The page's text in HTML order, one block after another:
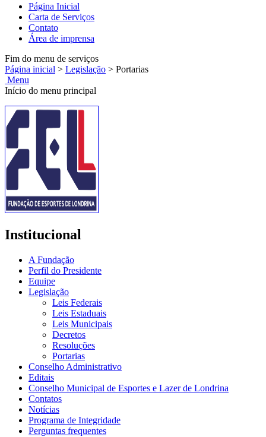
Página Inicial
Carta de Serviços
Contato
Área de imprensa
Fim do menu de serviços
Página inicial > Legislação > Portarias
Menu
Início do menu principal
Institucional
A Fundação
Perfil do Presidente
Equipe
Legislação
Leis Federais
Leis Estaduais
Leis Municipais
Decretos
Resoluções
Portarias
Conselho Administrativo
Editais
Conselho Municipal de Esportes e Lazer de Londrina
Contatos
Notícias
Programa de Integridade
Perguntas frequentes